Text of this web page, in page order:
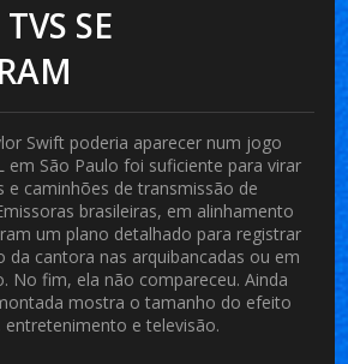
SE
Swift poderia aparecer num jogo
em São Paulo foi suficiente para virar
e caminhões de transmissão de
brasileiras, em alinhamento
um plano detalhado para registrar
da cantora nas arquibancadas ou em
No fim, ela não compareceu. Ainda
mostra o tamanho do efeito
e televisão.